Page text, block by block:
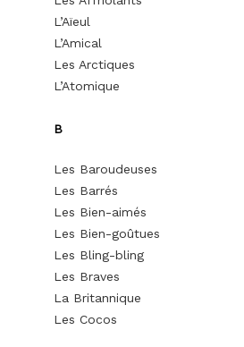
L’Aïeul
L’Amical
Les Arctiques
L’Atomique
B
Les Baroudeuses
Les Barrés
Les Bien-aimés
Les Bien-goûtues
Les Bling-bling
Les Braves
La Britannique
Les Cocos